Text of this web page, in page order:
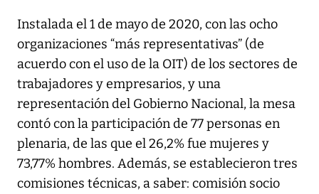
Instalada el 1 de mayo de 2020, con las ocho
organizaciones “más representativas” (de
acuerdo con el uso de la OIT) de los sectores de
trabajadores y empresarios, y una
representación del Gobierno Nacional, la mesa
contó con la participación de 77 personas en
plenaria, de las que el 26,2% fue mujeres y
73,77% hombres. Además, se establecieron tres
comisiones técnicas, a saber: comisión socio